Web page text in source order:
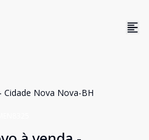
Nova Nova-BH